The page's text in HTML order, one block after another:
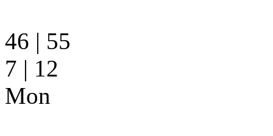
46 | 55
7 | 12
Mon